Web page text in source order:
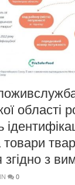
області
з
0